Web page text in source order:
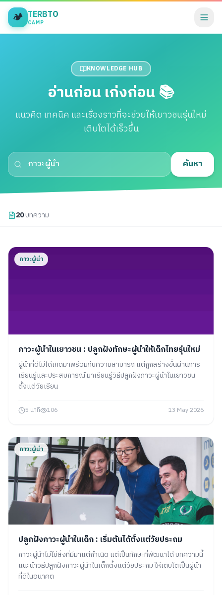
🏕️ TERBTO
CAMP
KNOWLEDGE HUB
อ่านก่อน เก่งก่อน 📚
แนวคิด เทคนิค และเรื่องราวที่จะช่วยให้เยาวชนรุ่นใหม่
เติบโตได้เร็วขึ้น
ค้นหา
20บทความ
ภาวะผู้นำ
ภาวะผู้นำในเยาวชน : ปลูกฝังทักษะผู้นำให้เด็กไทยรุ่นใหม่
ผู้นำที่ดีไม่ได้เกิดมาพร้อมกับความสามารถ แต่ถูกสร้างขึ้นผ่านการ
เรียนรู้และประสบการณ์ มาเรียนรู้วิธีปลูกฝังภาวะผู้นำในเยาวชน
ตั้งแต่วัยเรียน
5 นาที 106 13 May 2026
ภาวะผู้นำ
ปลูกฝังภาวะผู้นำในเด็ก : เริ่มต้นได้ตั้งแต่วัยประถม
ภาวะผู้นำไม่ใช่สิ่งที่มีมาแต่กำเนิด แต่เป็นทักษะที่พัฒนาได้ บทความนี้
แนะนำวิธีปลูกฝังภาวะผู้นำในเด็กตั้งแต่วัยประถม ให้เติบโตเป็นผู้นำ
ที่ดีในอนาคต